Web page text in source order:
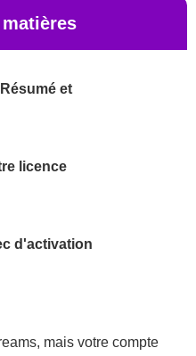
et
licence
d'activation
mais votre compte